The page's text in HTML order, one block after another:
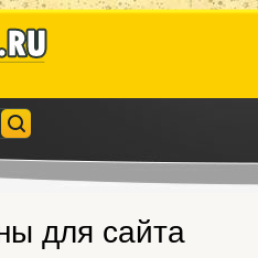
для сайта